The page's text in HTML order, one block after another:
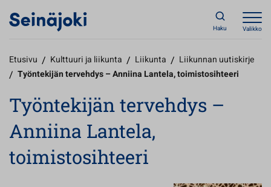
Haku Valikko
Etusivu / Kulttuuri ja liikunta / Liikunta / Liikunnan uutiskirje
/ Työntekijän tervehdys – Anniina Lantela, toimistosihteeri
Työntekijän tervehdys –
Anniina Lantela,
toimistosihteeri